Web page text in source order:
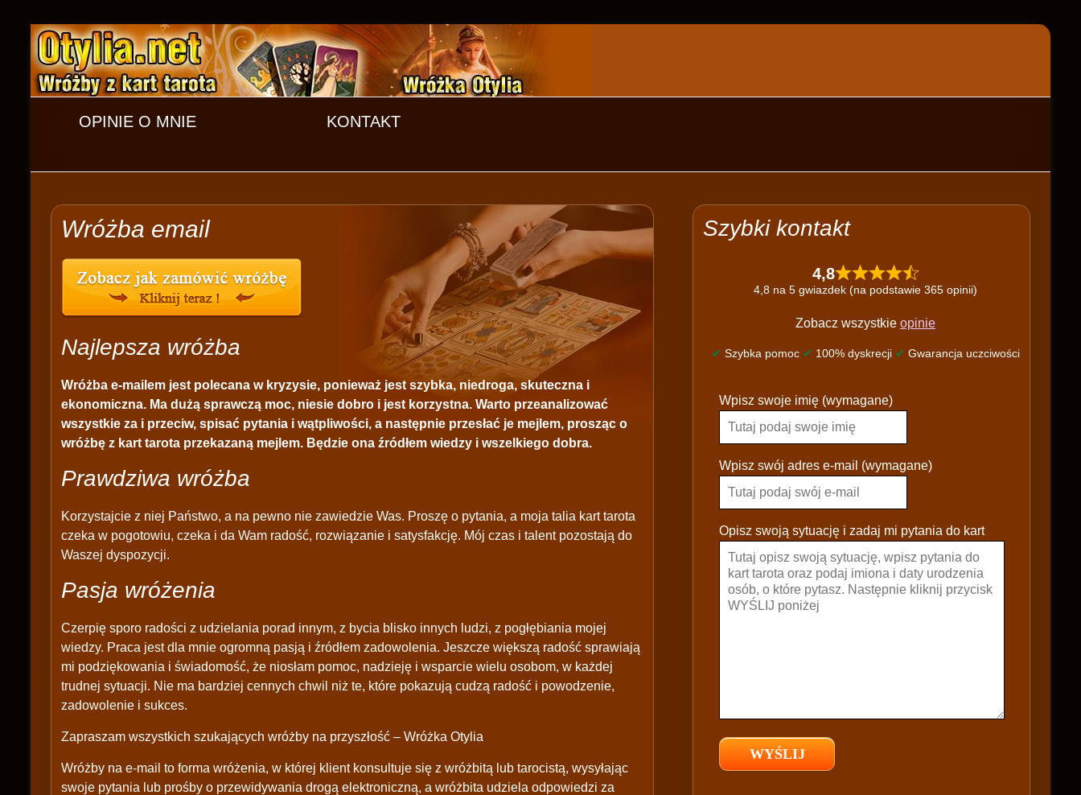
OPINIE O MNIE KONTAKT
Wróżba email
Najlepsza wróżba
Wróżba e-mailem jest polecana w kryzysie, ponieważ jest szybka, niedroga, skuteczna i
ekonomiczna. Ma dużą sprawczą moc, niesie dobro i jest korzystna. Warto przeanalizować
wszystkie za i przeciw, spisać pytania i wątpliwości, a następnie przesłać je mejlem, prosząc o
wróżbę z kart tarota przekazaną mejlem. Będzie ona źródłem wiedzy i wszelkiego dobra.
Prawdziwa wróżba
Korzystajcie z niej Państwo, a na pewno nie zawiedzie Was. Proszę o pytania, a moja talia kart tarota
czeka w pogotowiu, czeka i da Wam radość, rozwiązanie i satysfakcję. Mój czas i talent pozostają do
Waszej dyspozycji.
Pasja wróżenia
Czerpię sporo radości z udzielania porad innym, z bycia blisko innych ludzi, z pogłębiania mojej
wiedzy. Praca jest dla mnie ogromną pasją i źródłem zadowolenia. Jeszcze większą radość sprawiają
mi podziękowania i świadomość, że niosłam pomoc, nadzieję i wsparcie wielu osobom, w każdej
trudnej sytuacji. Nie ma bardziej cennych chwil niż te, które pokazują cudzą radość i powodzenie,
zadowolenie i sukces.
Zapraszam wszystkich szukających wróżby na przyszłość – Wróżka Otylia
Wróżby na e-mail to forma wróżenia, w której klient konsultuje się z wróżbitą lub tarocistą, wysyłając
swoje pytania lub prośby o przewidywania drogą elektroniczną, a wróżbita udziela odpowiedzi za
Szybki kontakt
4,8
4,8 na 5 gwiazdek (na podstawie 365 opinii)
Zobacz wszystkie opinie
✔ Szybka pomoc ✔ 100% dyskrecji ✔ Gwarancja uczciwości
l
a
s
e
a
e
e
Wpisz swoje imię (wymagane)
Wpisz swój adres e-mail (wymagane)
Opisz swoją sytuację i zadaj mi pytania do kart